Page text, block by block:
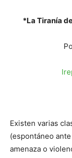
*La Tiranía
Existen varias
(espontáneo
amenaza o